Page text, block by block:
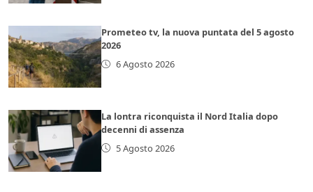
Prometeo tv, la nuova puntata del 5 agosto
2026
6 Agosto 2026
La lontra riconquista il Nord Italia dopo
decenni di assenza
5 Agosto 2026